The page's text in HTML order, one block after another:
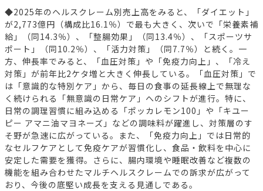
◆2025年のヘルスクレーム別売上高をみると、「ダイエット」
が2,773億円（構成比16.1％）で最も大きく、次いで「栄養素補
給」（同14.3％）、「整腸効果」（同13.4％）、「スポーツサ
ポート」（同10.2％）、「活力対策」（同7.7％）と続く。一
方、伸長率でみると、「血圧対策」や「免疫力向上」、「冷え
対策」が前年比2ケタ増と大きく伸長している。「血圧対策」で
は「意識的な特別ケア」から、毎日の食事の延長線上で無理な
く続けられる「無意識の日常ケア」へのシフトが進行。特に、
日常の調理習慣に組み込める「ポッカレモン100」や「キユー
ピー アマニ油マヨネーズ」などの調味料が躍進し、対策層のす
そ野が急速に広がっている。また、「免疫力向上」では日常的
なセルフケアとして免疫ケアが習慣化し、食品・飲料を中心に
安定した需要を獲得。さらに、腸内環境や睡眠改善など複数の
機能を組み合わせたマルチヘルスクレームでの訴求が広がって
おり、今後の底堅い成長を支える見通しである。